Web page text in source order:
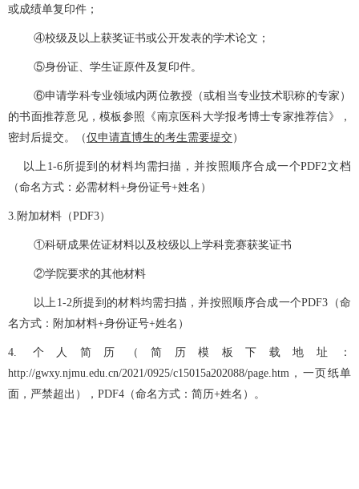
或成绩单复印件；
④校级及以上获奖证书或公开发表的学术论文；
⑤身份证、学生证原件及复印件。
⑥申请学科专业领域内两位教授（或相当专业技术职称的专家）
的书面推荐意见，模板参照《南京医科大学报考博士专家推荐信》，
密封后提交。（仅申请直博生的考生需要提交）
以上1-6所提到的材料均需扫描，并按照顺序合成一个PDF2文档
（命名方式：必需材料+身份证号+姓名）
3.附加材料（PDF3）
①科研成果佐证材料以及校级以上学科竞赛获奖证书
②学院要求的其他材料
以上1-2所提到的材料均需扫描，并按照顺序合成一个PDF3（命
名方式：附加材料+身份证号+姓名）
4. 个人简历（简历模板下载地址：
http://gwxy.njmu.edu.cn/2021/0925/c15015a202088/page.htm，一页纸单
面，严禁超出），PDF4（命名方式：简历+姓名）。